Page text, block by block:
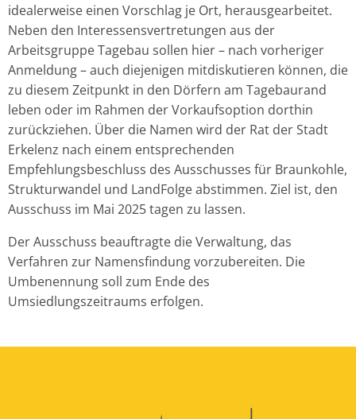
idealerweise einen Vorschlag je Ort, herausgearbeitet.
Neben den Interessensvertretungen aus der
Arbeitsgruppe Tagebau sollen hier – nach vorheriger
Anmeldung – auch diejenigen mitdiskutieren können, die
zu diesem Zeitpunkt in den Dörfern am Tagebaurand
leben oder im Rahmen der Vorkaufsoption dorthin
zurückziehen. Über die Namen wird der Rat der Stadt
Erkelenz nach einem entsprechenden
Empfehlungsbeschluss des Ausschusses für Braunkohle,
Strukturwandel und LandFolge abstimmen. Ziel ist, den
Ausschuss im Mai 2025 tagen zu lassen.
Der Ausschuss beauftragte die Verwaltung, das
Verfahren zur Namensfindung vorzubereiten. Die
Umbenennung soll zum Ende des
Umsiedlungszeitraums erfolgen.